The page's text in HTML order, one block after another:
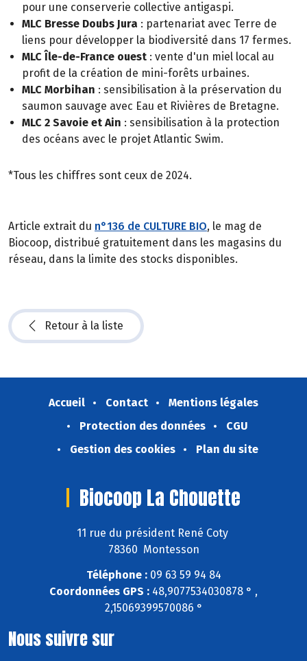
pour une conserverie collective antigaspi.
MLC Bresse Doubs Jura : partenariat avec Terre de
liens pour développer la biodiversité dans 17 fermes.
MLC Île-de-France ouest : vente d'un miel local au
profit de la création de mini-forêts urbaines.
MLC Morbihan : sensibilisation à la préservation du
saumon sauvage avec Eau et Rivières de Bretagne.
MLC 2 Savoie et Ain : sensibilisation à la protection
des océans avec le projet Atlantic Swim.
*Tous les chiffres sont ceux de 2024.
Article extrait du n°136 de CULTURE BIO, le mag de
Biocoop, distribué gratuitement dans les magasins du
réseau, dans la limite des stocks disponibles.
Retour à la liste
Accueil Contact
Mentions légales
Protection des données
CGU
Gestion des cookies
Plan du site
Biocoop La Chouette
11 rue du président René Coty
78360 Montesson
Téléphone :09 63 59 94 84
Coordonnées GPS : 48,9077534030878 ° ,
2,15069399570086 °
Nous suivre sur